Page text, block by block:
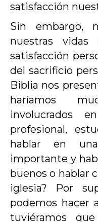
satisfacción
Sin embargo,
nuestras
satisfacción
del sacrificio
Biblia nos
haríamos
involucrados
profesional,
hablar en
importante y
buenos o hablar
iglesia? Por
podemos hacer
tuviéramos